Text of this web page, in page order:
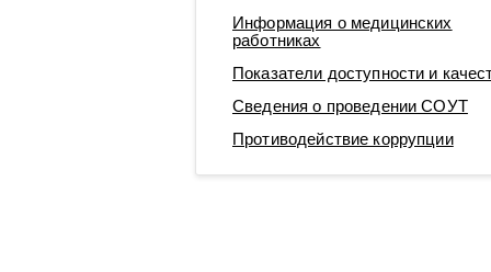
Информация о медицинских
работниках
Показатели доступности и
Сведения о проведении СОУТ
Противодействие коррупции